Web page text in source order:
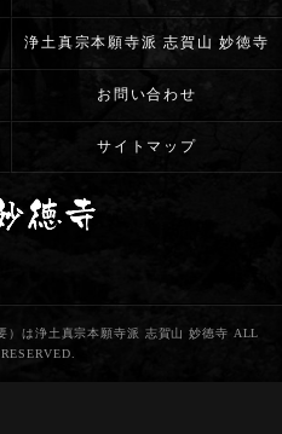
浄土真宗本願寺派 志賀山 妙徳寺
お問い合わせ
サイトマップ
）は浄土真宗本願寺派 志賀山 妙徳寺 ALL